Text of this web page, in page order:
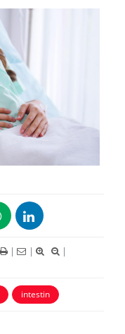
| |
|
intestin